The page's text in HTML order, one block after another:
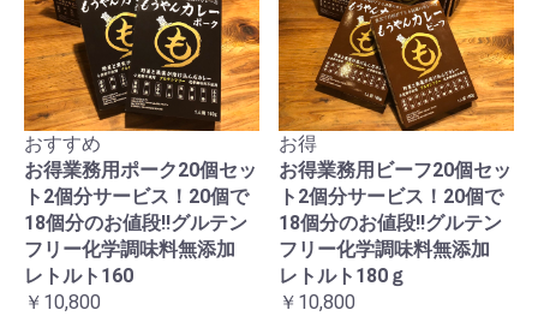
おすすめ
お得業務用ポーク20個セッ
ト2個分サービス！20個で
18個分のお値段!!グルテン
フリー化学調味料無添加
レトルト160
￥10,800
お得
お得業務用ビーフ20個セッ
ト2個分サービス！20個で
18個分のお値段!!グルテン
フリー化学調味料無添加
レトルト180ｇ
￥10,800